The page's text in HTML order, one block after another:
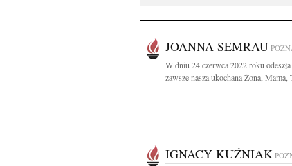
JOANNA SEMRAU
W dniu 24 czerwca 2022 roku
zawsze nasza ukochana Żona, Mama,
IGNACY KUŹNIAK